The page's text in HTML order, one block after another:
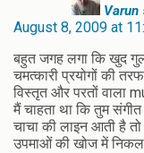
Varun
August 8, 2009 at
बहुत जगह लगा कि खुद
चमत्कारी प्रयोगों की
विस्तृत और परतों वाला
मैं चाहता था कि तुम
चाचा की लाइन आती है
उपमाओं की खोज में निकल